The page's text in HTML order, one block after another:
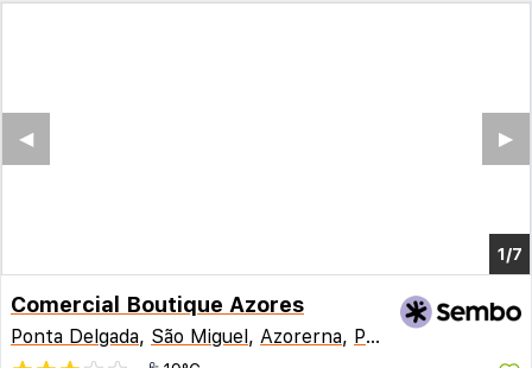
Comercial Boutique Azores
Ponta Delgada, São Miguel, Azorerna, Portugal